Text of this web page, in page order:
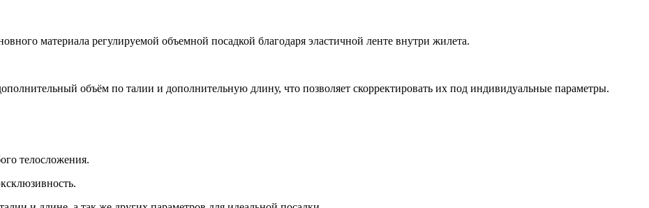
материала регулируемой объемной посадкой благодаря эластичной ленте внутри жилета.
объём по талии и дополнительную длину, что позволяет скорректировать их под индивидуальные параметры.
телосложения.